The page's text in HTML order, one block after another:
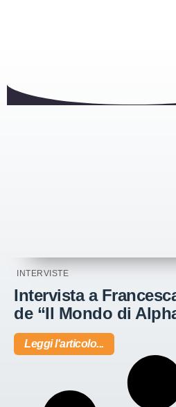
INTERVISTE
Intervista a
de “Il Mondo di
Leggi l'articolo...